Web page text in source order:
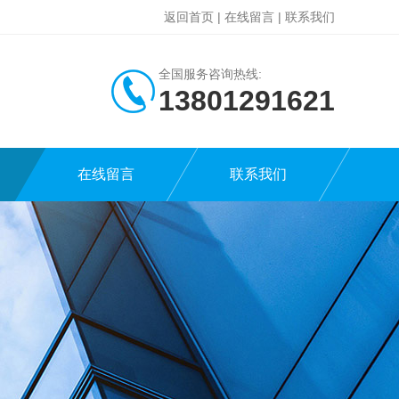
返回首页 | 在线留言 | 联系我们
全国服务咨询热线:
13801291621
在线留言 联系我们